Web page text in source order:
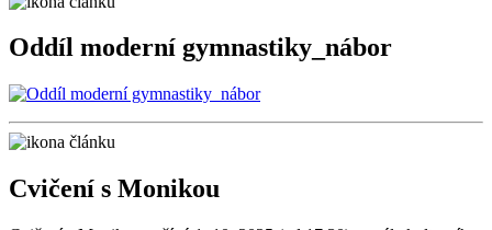
Oddíl moderní gymnastiky_nábor
Cvičení s Monikou